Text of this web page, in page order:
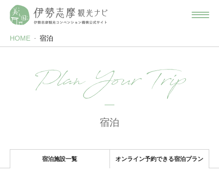
HOME 宿泊
Plan Your Trip
宿泊
宿泊施設一覧 オンライン予約できる宿泊プラン